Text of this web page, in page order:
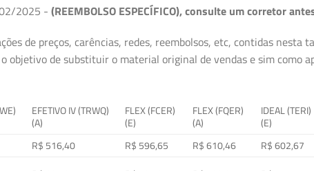
2025 - (REEMBOLSO ESPECÍFICO), consulte um corretor
de preços, carências, redes, reembolsos, etc, contidas nesta
objetivo de substituir o material original de vendas e sim como
EFETIVO IV (TRWQ)
(A)
FLEX (FCER)
(E)
FLEX (FQER)
(A)
IDEAL (TERI)
(E)
R$ 516,40 R$ 596,65 R$ 610,46 R$ 602,67